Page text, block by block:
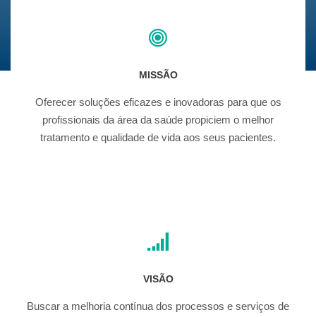
MISSÃO
Oferecer soluções eficazes e inovadoras para que os
profissionais da área da saúde propiciem o melhor
tratamento e qualidade de vida aos seus pacientes.
VISÃO
Buscar a melhoria contínua dos processos e serviços de